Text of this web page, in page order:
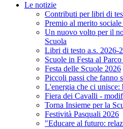
Le notizie
Contributi per libri di
Premio al merito
Un nuovo volto per il
Scuola
Libri di testo a.s. 2026-
Scuole in Festa al
Festa delle Scuole 2026
Piccoli passi che fanno
L'energia che ci unisce:
Fiera dei Cavalli -
Torna Insieme per la
Festività Pasquali 2026
"Educare al futuro: